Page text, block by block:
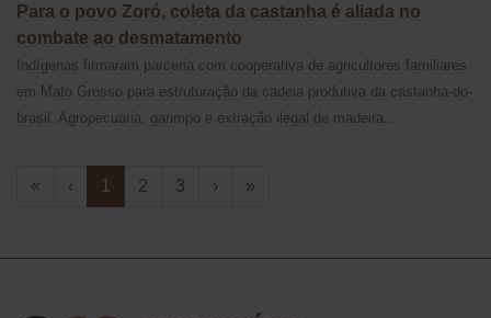
Para o povo Zoró, coleta da castanha é aliada no
combate ao desmatamento
Indígenas firmaram parceria com cooperativa de agricultores familiares
em Mato Grosso para estruturação da cadeia produtiva da castanha-do-
brasil. Agropecuária, garimpo e extração ilegal de madeira...
« ‹ 1 2 3 › »